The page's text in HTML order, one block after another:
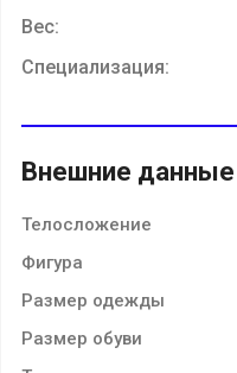
Вес:
Специализация:
Внешние данные
Телосложение
Фигура
Размер одежды
Размер обуви